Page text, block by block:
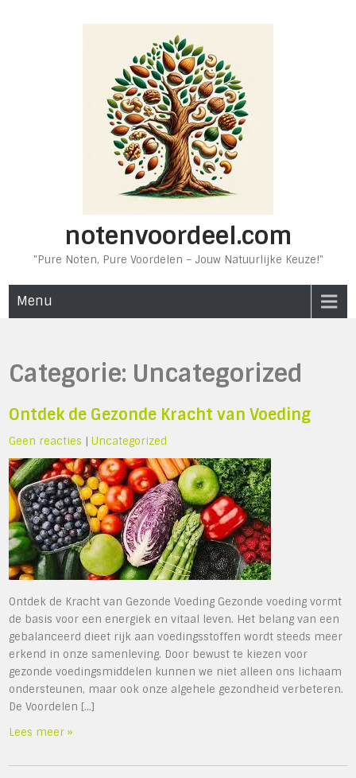
notenvoordeel.com
"Pure Noten, Pure Voordelen – Jouw Natuurlijke Keuze!"
Menu
Categorie: Uncategorized
Ontdek de Gezonde Kracht van Voeding
Geen reacties |Uncategorized
Ontdek de Kracht van Gezonde Voeding Gezonde voeding vormt
de basis voor een energiek en vitaal leven. Het belang van een
gebalanceerd dieet rijk aan voedingsstoffen wordt steeds meer
erkend in onze samenleving. Door bewust te kiezen voor
gezonde voedingsmiddelen kunnen we niet alleen ons lichaam
ondersteunen, maar ook onze algehele gezondheid verbeteren.
De Voordelen […]
Lees meer »